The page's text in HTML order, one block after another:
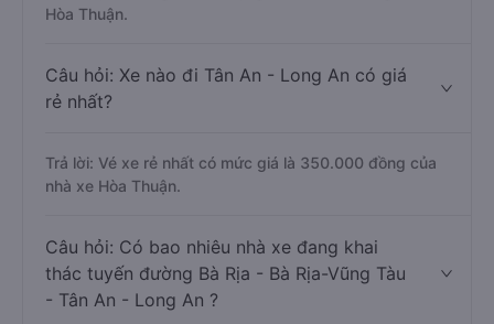
Hòa Thuận.
Câu hỏi: Xe nào đi Tân An - Long An có giá
rẻ nhất?
Trả lời: Vé xe rẻ nhất có mức giá là 350.000 đồng của
nhà xe Hòa Thuận.
Câu hỏi: Có bao nhiêu nhà xe đang khai
thác tuyến đường Bà Rịa - Bà Rịa-Vũng Tàu
- Tân An - Long An ?